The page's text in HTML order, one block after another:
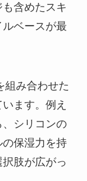
含めたスキ
ベースが最
組み合わせた
ます。例え
シリコンの
保湿力を持
肢が広がっ